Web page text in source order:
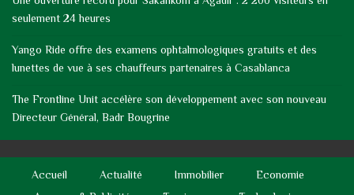
seulement 24 heures
Yango Ride offre des examens ophtalmologiques gratuits et des
lunettes de vue à ses chauffeurs partenaires à Casablanca
The Frontline Unit accélère son développement avec son nouveau
Directeur Général, Badr Bougrine
Accueil Actualité Immobilier
Economie